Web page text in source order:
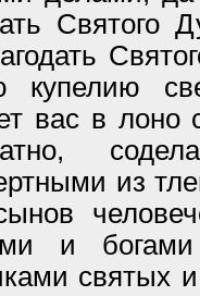
Святого
купелию
вас в лоно
из
и
святых